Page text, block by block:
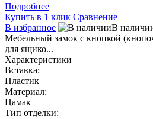
Подробнее
Купить в 1 клик Сравнение
В избранное
В
Мебельный замок с кнопкой
для ящико...
Характеристики
Вставка:
Пластик
Материал:
Цамак
Тип отделки: